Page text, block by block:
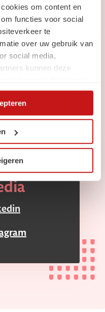
om content en
functies voor social
te
over uw gebruik van
social media,
kunnen deze
verzameld op basis van
de cookieverklaring op
op elk moment
laatste: